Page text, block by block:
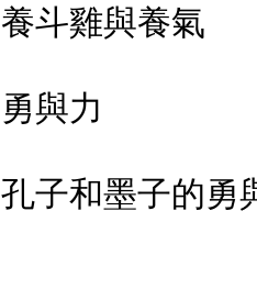
養斗雞與養氣
勇與力
孔子和墨子的勇